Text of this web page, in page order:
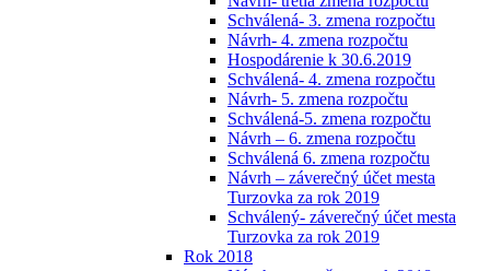
Schválená- 3. zmena rozpočtu
Návrh- 4. zmena rozpočtu
Hospodárenie k 30.6.2019
Schválená- 4. zmena rozpočtu
Návrh- 5. zmena rozpočtu
Schválená-5. zmena rozpočtu
Návrh – 6. zmena rozpočtu
Schválená 6. zmena rozpočtu
Návrh – záverečný účet mesta
Turzovka za rok 2019
Schválený- záverečný účet mesta
Turzovka za rok 2019
Rok 2018